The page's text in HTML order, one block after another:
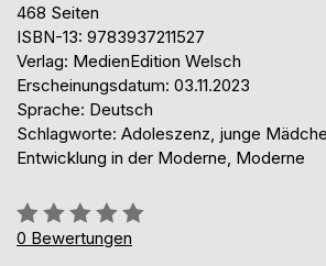
468 Seiten
ISBN-13: 9783937211527
Verlag: MedienEdition Welsch
Erscheinungsdatum: 03.11.2023
Sprache: Deutsch
Schlagworte: Adoleszenz, junge
Entwicklung in der Moderne, Moderne
Bewertung::
0%
0 Bewertungen